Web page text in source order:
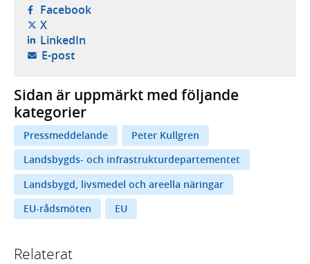
Facebook- öppnas i ny flik, extern webbplats,
X- öppnas i ny flik, extern webbplats,
LinkedIn- öppnas i ny flik, extern webbplats,
E-post- öppnar din e-postklient,
Sidan är uppmärkt med följande
kategorier
Pressmeddelande
Peter Kullgren
Landsbygds- och infrastrukturdepartementet
Landsbygd, livsmedel och areella näringar
EU-rådsmöten
EU
Relaterat